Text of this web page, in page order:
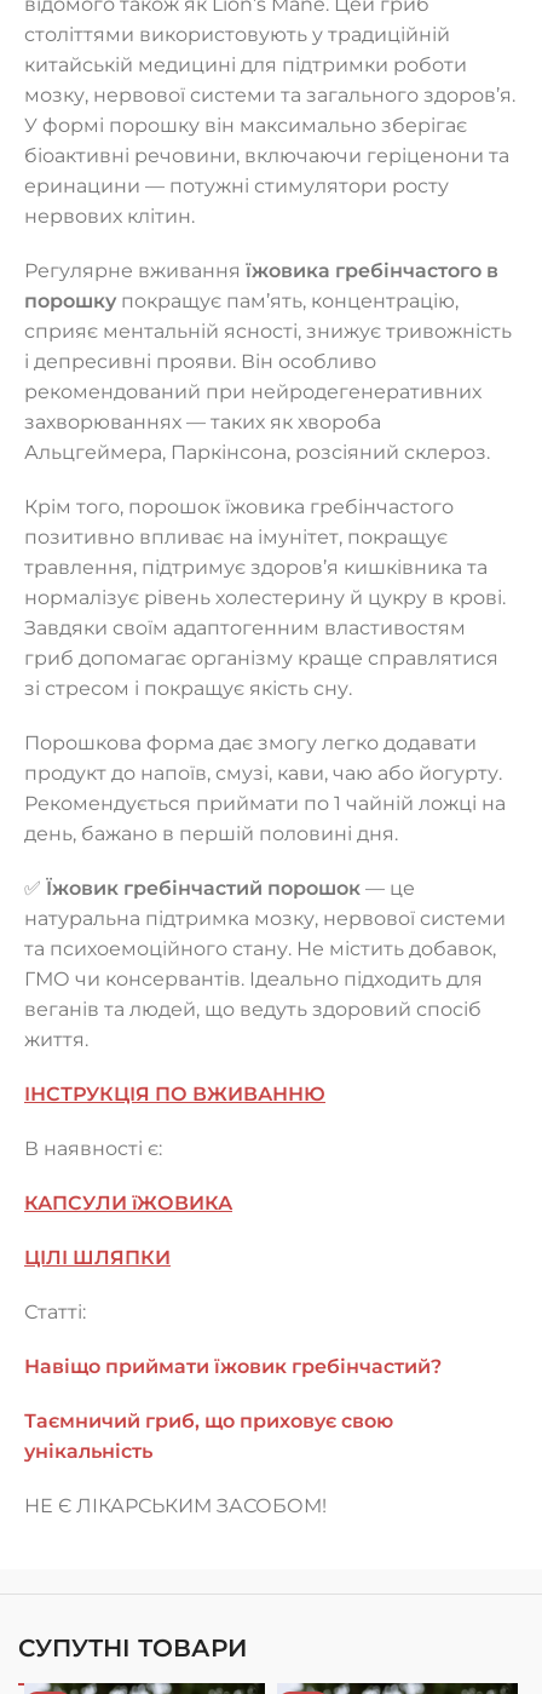
століттями використовують у традиційній
китайській медицині для підтримки роботи
мозку, нервової системи та загального здоров’я.
У формі порошку він максимально зберігає
біоактивні речовини, включаючи геріценони та
еринацини — потужні стимулятори росту
нервових клітин.
Регулярне вживання їжовика гребінчастого в
порошку покращує пам’ять, концентрацію,
сприяє ментальній ясності, знижує тривожність
і депресивні прояви. Він особливо
рекомендований при нейродегенеративних
захворюваннях — таких як хвороба
Альцгеймера, Паркінсона, розсіяний склероз.
Крім того, порошок їжовика гребінчастого
позитивно впливає на імунітет, покращує
травлення, підтримує здоров’я кишківника та
нормалізує рівень холестерину й цукру в крові.
Завдяки своїм адаптогенним властивостям
гриб допомагає організму краще справлятися
зі стресом і покращує якість сну.
Порошкова форма дає змогу легко додавати
продукт до напоїв, смузі, кави, чаю або йогурту.
Рекомендується приймати по 1 чайній ложці на
день, бажано в першій половині дня.
✅ Їжовик гребінчастий порошок — це
натуральна підтримка мозку, нервової системи
та психоемоційного стану. Не містить добавок,
ГМО чи консервантів. Ідеально підходить для
веганів та людей, що ведуть здоровий спосіб
життя.
ІНСТРУКЦІЯ ПО ВЖИВАННЮ
В наявності є:
КАПСУЛИ їЖОВИКА
ЦІЛІ ШЛЯПКИ
Статті:
Навіщо приймати їжовик гребінчастий?
Таємничий гриб, що приховує свою
унікальність
НЕ Є ЛІКАРСЬКИМ ЗАСОБОМ!
СУПУТНІ ТОВАРИ